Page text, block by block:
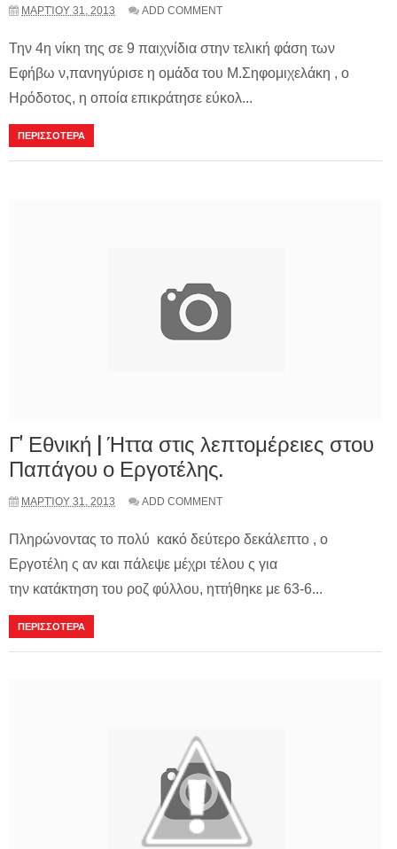
ΜΑΡΤΊΟΥ 31, 2013 ADD COMMENT
Την 4η νίκη της σε 9 παιχνίδια στην τελική φάση των
Εφήβω ν,πανηγύρισε η ομάδα του Μ.Σηφομιχελάκη , ο
Ηρόδοτος, η οποία επικράτησε εύκολ...
ΠΕΡΙΣΣΟΤΕΡΑ
Γ' Εθνική | Ήττα στις λεπτομέρειες στου
Παπάγου ο Εργοτέλης.
ΜΑΡΤΊΟΥ 31, 2013 ADD COMMENT
Πληρώνοντας το πολύ κακό δεύτερο δεκάλεπτο , ο
Εργοτέλη ς αν και πάλεψε μέχρι τέλου ς για
την κατάκτηση του ροζ φύλλου, ηττήθηκε με 63-6...
ΠΕΡΙΣΣΟΤΕΡΑ